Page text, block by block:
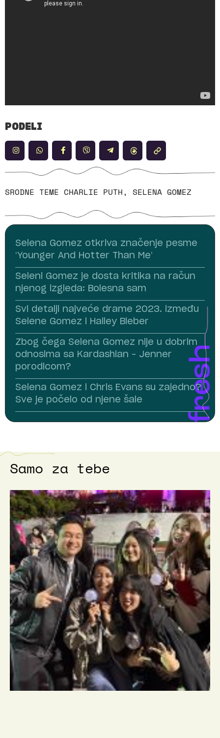
PODELI
SRODNE TEME CHARLIE PUTH, SELENA GOMEZ
Selena Gomez otkriva značenje pesme
‘Younger And Hotter Than Me’
Seleni Gomez je dosta kritika na račun
njenog izgleda: Bolesna sam
Svi detalji najveće drame 2023. između
Selene Gomez i Hailey Bieber
Zbog čega Selena Gomez nije u dobrim
odnosima sa Kardashian – Jenner
porodicom?
Selena Gomez i Chris Evans su zajedno?
Sve je počelo od njene šale
Samo za tebe